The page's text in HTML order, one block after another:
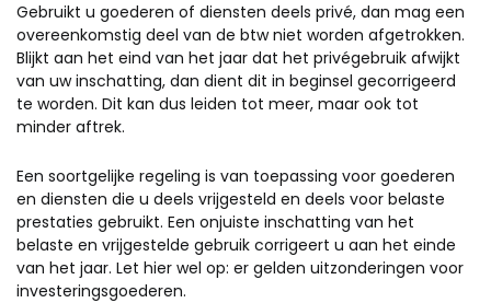
Gebruikt u goederen of diensten deels privé, dan mag een
overeenkomstig deel van de btw niet worden afgetrokken.
Blijkt aan het eind van het jaar dat het privégebruik afwijkt
van uw inschatting, dan dient dit in beginsel gecorrigeerd
te worden. Dit kan dus leiden tot meer, maar ook tot
minder aftrek.
Een soortgelijke regeling is van toepassing voor goederen
en diensten die u deels vrijgesteld en deels voor belaste
prestaties gebruikt. Een onjuiste inschatting van het
belaste en vrijgestelde gebruik corrigeert u aan het einde
van het jaar. Let hier wel op: er gelden uitzonderingen voor
investeringsgoederen.